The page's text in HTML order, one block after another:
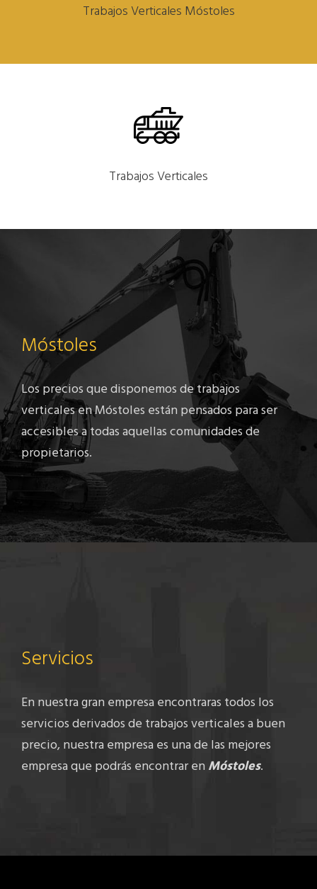
Trabajos Verticales Móstoles
Trabajos Verticales
Móstoles
Los precios que disponemos de trabajos
verticales en Móstoles están pensados para ser
accesibles a todas aquellas comunidades de
propietarios.
Servicios
En nuestra gran empresa encontraras todos los
servicios derivados de trabajos verticales a buen
precio, nuestra empresa es una de las mejores
empresa que podrás encontrar enMóstoles.